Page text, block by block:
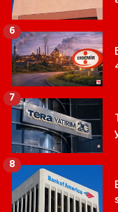
6
7
8